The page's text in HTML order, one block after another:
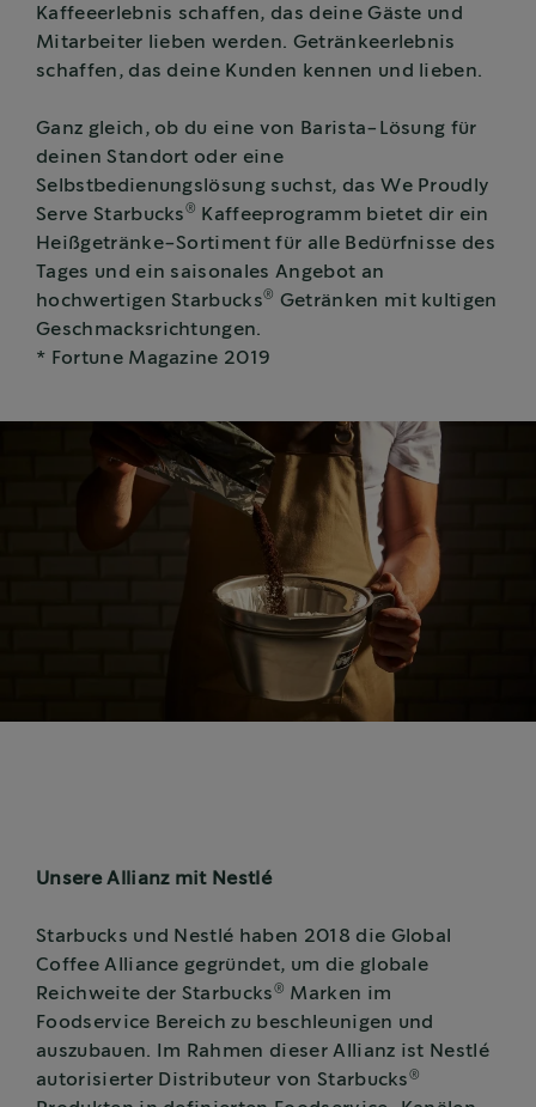
Kaffeeerlebnis schaffen, das deine Gäste und
Mitarbeiter lieben werden. Getränkeerlebnis
schaffen, das deine Kunden kennen und lieben.
Ganz gleich, ob du eine von Barista-Lösung für
deinen Standort oder eine
Selbstbedienungslösung suchst, das We Proudly
Serve Starbucks ®
Kaffeeprogramm bietet dir ein
Heißgetränke-Sortiment für alle Bedürfnisse des
Tages und ein saisonales Angebot an
hochwertigen Starbucks® Getränken mit kultigen
Geschmacksrichtungen.
* Fortune Magazine 2019
Unsere Allianz mit Nestlé
Starbucks und Nestlé haben 2018 die Global
Coffee Alliance gegründet, um die globale
Reichweite der Starbucks ® Marken im
Foodservice Bereich zu beschleunigen und
auszubauen. Im Rahmen dieser Allianz ist Nestlé
autorisierter Distributeur von Starbucks ®